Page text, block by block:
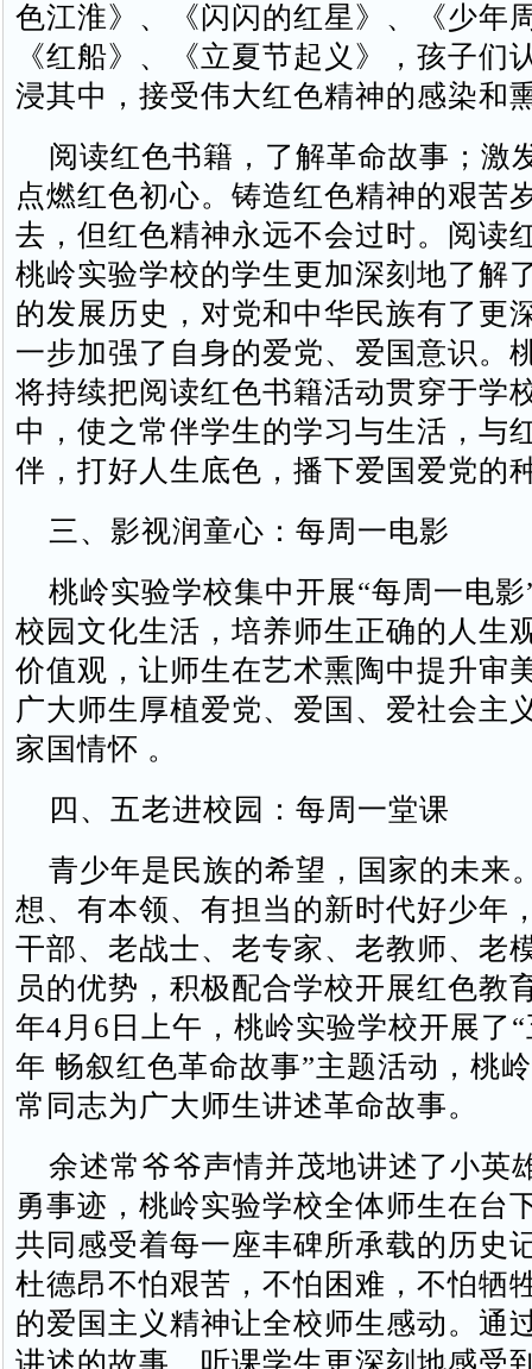
色江淮》、《闪闪的红星》、《少年
《红船》、《立夏节起义》，孩子们
浸其中，接受伟大红色精神的感染和
阅读红色书籍，了解革命故事；激
点燃红色初心。铸造红色精神的艰苦
去，但红色精神永远不会过时。阅读
桃岭实验学校的学生更加深刻地了解
的发展历史，对党和中华民族有了更
一步加强了自身的爱党、爱国意识。
将持续把阅读红色书籍活动贯穿于学
中，使之常伴学生的学习与生活，与
伴，打好人生底色，播下爱国爱党的
三、影视润童心：每周一电影
桃岭实验学校集中开展“每周一电影
校园文化生活，培养师生正确的人生
价值观，让师生在艺术熏陶中提升审
广大师生厚植爱党、爱国、爱社会主
家国情怀 。
四、五老进校园：每周一堂课
青少年是民族的希望，国家的未来
想、有本领、有担当的新时代好少年
干部、老战士、老专家、老教师、老
员的优势，积极配合学校开展红色教
年4月6日上午，桃岭实验学校开展了
年 畅叙红色革命故事”主题活动，桃
常同志为广大师生讲述革命故事。
余述常爷爷声情并茂地讲述了小英
勇事迹，桃岭实验学校全体师生在台
共同感受着每一座丰碑所承载的历史
杜德昂不怕艰苦，不怕困难，不怕牺
的爱国主义精神让全校师生感动。通